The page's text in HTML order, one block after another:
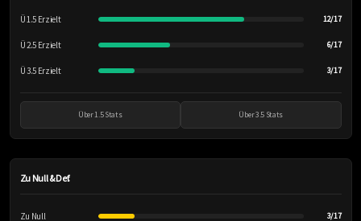
Ü 1.5 Erzielt 12/17
Ü 2.5 Erzielt 6/17
Ü 3.5 Erzielt 3/17
Über 1.5 Stats Über 3.5 Stats
Zu Null & Def.
Zu Null 3/17